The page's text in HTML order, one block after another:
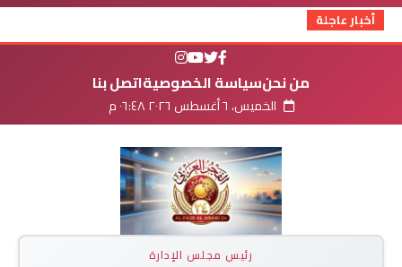
أخبار عاجلة
من نحنسياسة الخصوصيةاتصل بنا
الخميس، ٦ أغسطس ٢٠٢٦ ٠٦:٤٨ م
رئيس مجلس الإدارة